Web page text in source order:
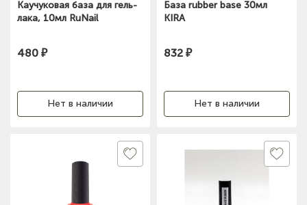
Каучуковая база для гель-
лака, 10мл RuNail
480 ₽
Нет в наличии
База rubber base 30мл
KIRA
832 ₽
Нет в наличии